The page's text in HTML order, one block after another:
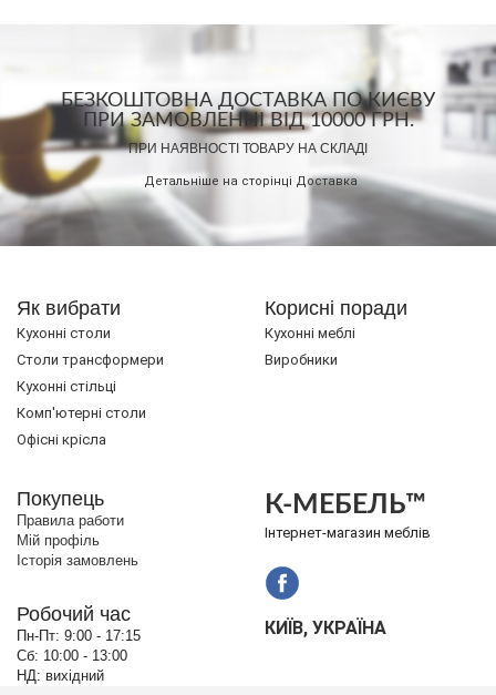
БЕЗКОШТОВНА ДОСТАВКА ПО КИЄВУ
ПРИ ЗАМОВЛЕННІ ВІД 10000 ГРН.
ПРИ НАЯВНОСТІ ТОВАРУ НА СКЛАДІ
Детальніше на сторінці Доставка
Як вибрати
Кухонні столи
Cтоли трансформери
Кухонні стільці
Комп'ютерні столи
Офісні крісла
Корисні поради
Кухонні меблі
Виробники
Покупець
Правила работи
Мій профіль
Історія замовлень
Робочий час
Пн-Пт: 9:00 - 17:15
Сб: 10:00 - 13:00
НД: вихідний
К-МЕБЕЛЬ™
Інтернет-магазин меблів
КИЇВ, УКРАЇНА